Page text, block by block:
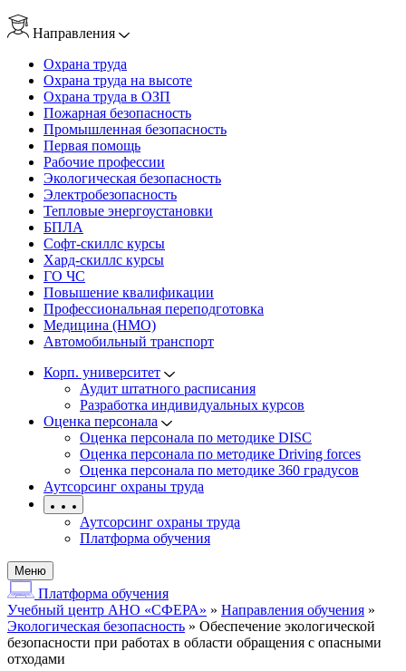
Направления
Охрана труда
Охрана труда на высоте
Охрана труда в ОЗП
Пожарная безопасность
Промышленная безопасность
Первая помощь
Рабочие профессии
Экологическая безопасность
Электробезопасность
Тепловые энергоустановки
БПЛА
Софт-скиллс курсы
Хард-скиллс курсы
ГО ЧС
Повышение квалификации
Профессиональная переподготовка
Медицина (НМО)
Автомобильный транспорт
Корп. университет
Аудит штатного расписания
Разработка индивидуальных курсов
Оценка персонала
Оценка персонала по методике DISC
Оценка персонала по методике Driving forces
Оценка персонала по методике 360 градусов
Аутсорсинг охраны труда
Аутсорсинг охраны труда
Платформа обучения
Меню
Платформа обучения
Учебный центр АНО «СФЕРА» » Направления обучения »
Экологическая безопасность » Обеспечение экологической
безопасности при работах в области обращения с опасными
отходами